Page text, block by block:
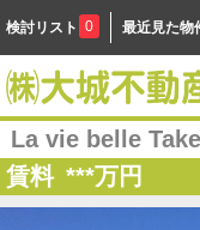
検討リスト 0 最近見た物
La vie belle
賃料 ***万円